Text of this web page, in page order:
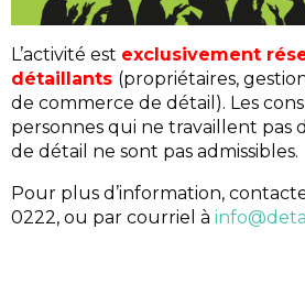
L’activité est exclusivement
détaillants (propriétaires,
de commerce de détail). Les
personnes qui ne travaillent pas
de détail ne sont pas admissibles.
Pour plus d’information,
0222, ou par courriel à